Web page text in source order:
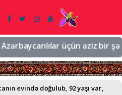
üçün əziz bir
evində doğulub, 92 yaşı var,